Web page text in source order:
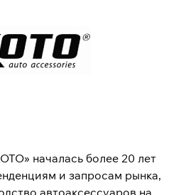
началась более 20 лет
и запросам рынка,
автоаксессуаров на